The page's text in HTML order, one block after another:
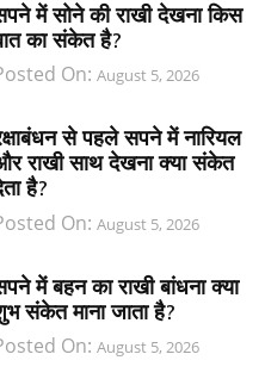
में सोने की राखी देखना किस
का संकेत है?
On:August 5, 2026
से पहले सपने में नारियल
राखी साथ देखना क्या संकेत
है?
On:August 5, 2026
में बहन का राखी बांधना क्या
संकेत माना जाता है?
On:August 5, 2026